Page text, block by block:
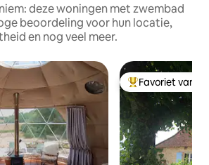
deze woningen met zwembad
beoordeling voor hun locatie,
en nog veel meer.
Topfavoriet van
Favoriet van